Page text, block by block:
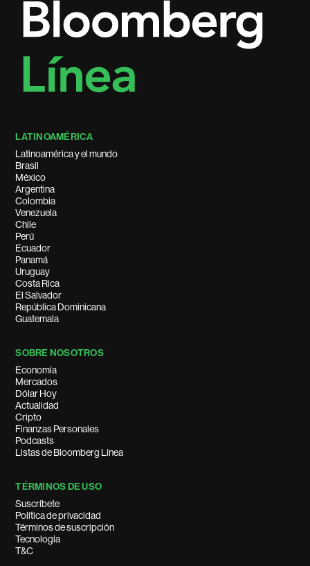
LATINOAMÉRICA
Latinoamérica y el mundo
Brasil
México
Argentina
Colombia
Venezuela
Chile
Perú
Ecuador
Panamá
Uruguay
Costa Rica
El Salvador
República Dominicana
Guatemala
SOBRE NOSOTROS
Economía
Mercados
Dólar Hoy
Actualidad
Cripto
Finanzas Personales
Podcasts
Listas de Bloomberg Línea
TÉRMINOS DE USO
Suscríbete
Política de privacidad
Términos de suscripción
Tecnología
T&C